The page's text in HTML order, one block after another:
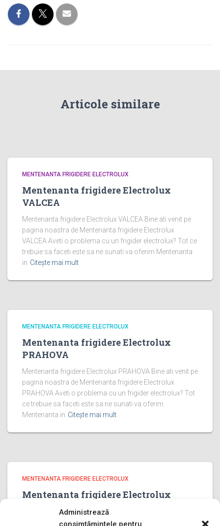
Administrează
consimțămintele pentru
Articole similare
MENTENANTA FRIGIDERE ELECTROLUX
Mentenanta frigidere Electrolux
VALCEA
Mentenanta frigidere Electrolux VALCEA Bine ati venit pe
pagina noastra de Mentenanta frigidere Electrolux
VALCEA Aveti o problema cu un frigider electrolux? Tot ce
trebuie sa faceti este sa ne sunati va oferim Mentenanta
in Citește mai mult
MENTENANTA FRIGIDERE ELECTROLUX
Mentenanta frigidere Electrolux
PRAHOVA
Mentenanta frigidere Electrolux PRAHOVA Bine ati venit pe
pagina noastra de Mentenanta frigidere Electrolux
PRAHOVA Aveti o problema cu un frigider electrolux? Tot
ce trebuie sa faceti este sa ne sunati va oferim
Mentenanta in Citește mai mult
MENTENANTA FRIGIDERE ELECTROLUX
Mentenanta frigidere Electrolux
Mentenanta frigidere Electrolux ILFOV Bine ati venit pe